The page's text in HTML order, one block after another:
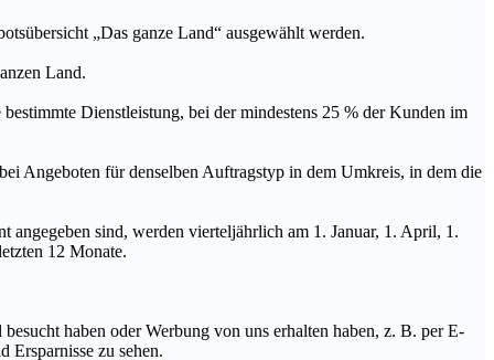
„Das ganze Land“ ausgewählt werden.
Land.
Dienstleistung, bei der mindestens 25 % der Kunden im
Angeboten für denselben Auftragstyp in dem Umkreis, in dem die
angegeben sind, werden vierteljährlich am 1. Januar, 1. April, 1.
12 Monate.
haben oder Werbung von uns erhalten haben, z. B. per E-
Ersparnisse zu sehen.